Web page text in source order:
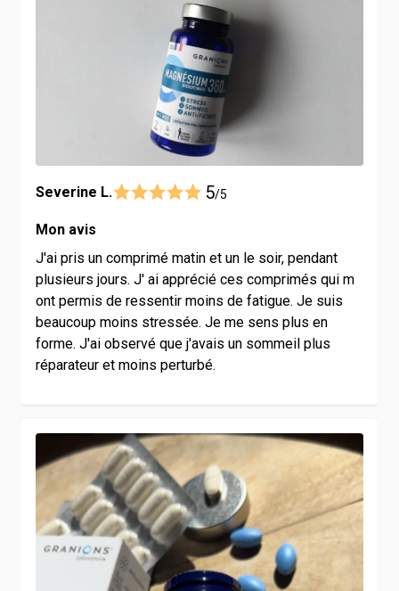
Severine L. 5/5
Mon avis
J'ai pris un comprimé matin et un le soir, pendant
plusieurs jours. J' ai apprécié ces comprimés qui m
ont permis de ressentir moins de fatigue. Je suis
beaucoup moins stressée. Je me sens plus en
forme. J'ai observé que j'avais un sommeil plus
réparateur et moins perturbé.